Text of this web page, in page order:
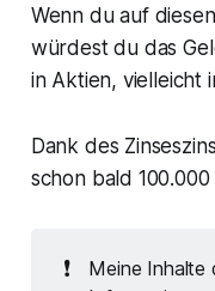
Wenn du auf
würdest du das
in Aktien, vielleicht
Dank des
schon bald
❗
Meine Inhalte